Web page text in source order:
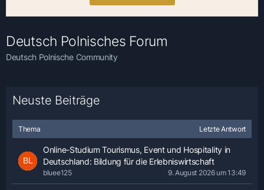
Deutsch Polnisches Forum
Deutsch Polnische Community
Neuste Beiträge
Thema Letzte Antwort
Online-Studium Tourismus, Event und Hospitality in
Deutschland: Bildung für die Erlebniswirtschaft
bluee125 9. August 2026 um 13:49